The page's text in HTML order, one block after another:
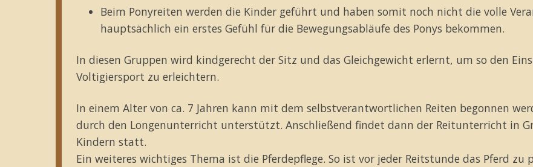
Beim Ponyreiten werden die Kinder geführt und haben somit noch nicht die volle
hauptsächlich ein erstes Gefühl für die Bewegungsabläufe des Ponys bekommen.
In diesen Gruppen wird kindgerecht der Sitz und das Gleichgewicht erlernt, um so den
Voltigiersport zu erleichtern.
In einem Alter von ca. 7 Jahren kann mit dem selbstverantwortlichen Reiten begonnen
durch den Longenunterricht unterstützt. Anschließend findet dann der Reitunterricht in
Kindern statt.
Ein weiteres wichtiges Thema ist die Pferdepflege. So ist vor jeder Reitstunde das Pferd